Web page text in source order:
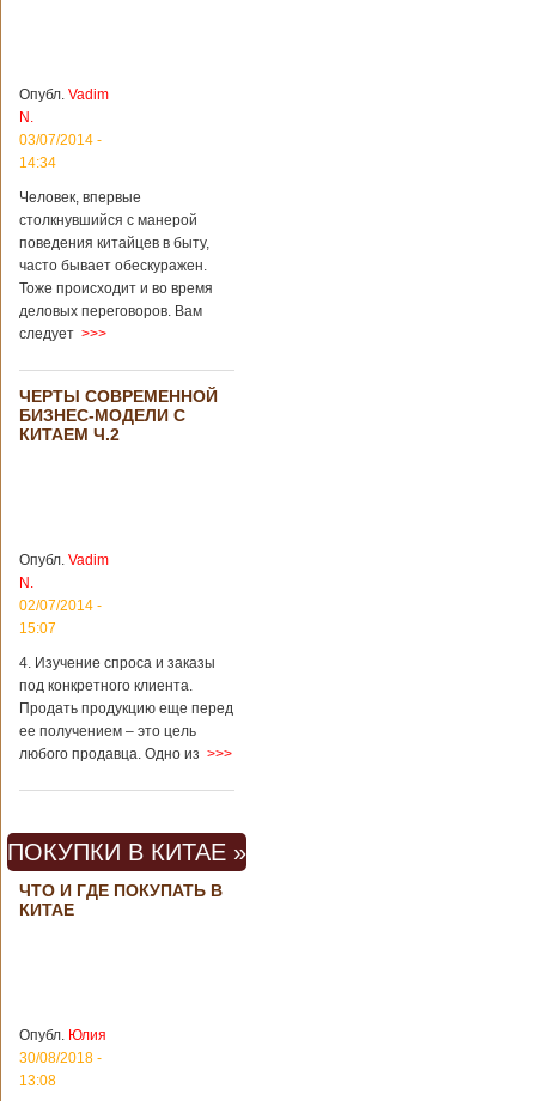
12/02/2019 - 10:40
Удивительные
для туристов
вещи в Китае
Традиции и
образ жизни
существенно
отличаются от
европейского быта.
Мы собрали для
вас информацию о
вещах, которые
больше всего
удивляют туристов
в метрополитене В
Пекине или
Шанхае терактов
государством. Но в
метрополитене
Шанхая или
Подробнее...
23/09/2018 - 13:07
В Китае
появился на
свет ребенок
после смерти
родителей
В Китае спустя 4
года после смерти
родителей на свет
появился их
ребенок. Выносила
Перед смертью
супруги
заморозили
несколько
матери. Эмбрионы
хранились в
клинике в жидком
Опубл. Vadim
N.
03/07/2014 -
14:34
Человек, впервые
столкнувшийся с манерой
поведения китайцев в быту,
часто бывает обескуражен.
Тоже происходит и во время
деловых переговоров. Вам
следует >>>
ЧЕРТЫ СОВРЕМЕННОЙ
БИЗНЕС-МОДЕЛИ С
КИТАЕМ Ч.2
Опубл. Vadim
N.
02/07/2014 -
15:07
4. Изучение спроса и заказы
под конкретного клиента.
Продать продукцию еще перед
ее получением – это цель
любого продавца. Одно из >>>
ПОКУПКИ В КИТАЕ »
ЧТО И ГДЕ ПОКУПАТЬ В
КИТАЕ
Опубл. Юлия
30/08/2018 -
13:08